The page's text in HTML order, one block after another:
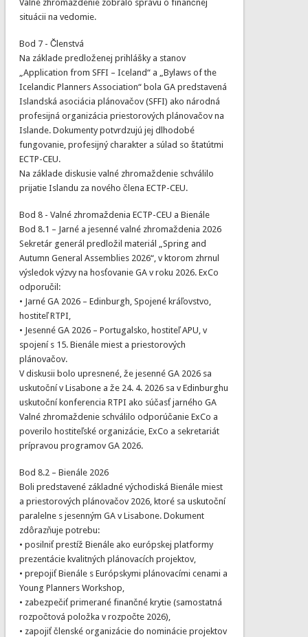
Valné zhromaždenie zobralo správu o finančnej
situácii na vedomie.
Bod 7 - Členstvá
Na základe predloženej prihlášky a stanov
„Application from SFFI – Iceland“ a „Bylaws of the
Icelandic Planners Association“ bola GA predstavená
Islandská asociácia plánovačov (SFFI) ako národná
profesijná organizácia priestorových plánovačov na
Islande. Dokumenty potvrdzujú jej dlhodobé
fungovanie, profesijný charakter a súlad so štatútmi
ECTP-CEU.
Na základe diskusie valné zhromaždenie schválilo
prijatie Islandu za nového člena ECTP-CEU.
Bod 8 - Valné zhromaždenia ECTP-CEU a Bienále
Bod 8.1 – Jarné a jesenné valné zhromaždenia 2026
Sekretár generál predložil materiál „Spring and
Autumn General Assemblies 2026“, v ktorom zhrnul
výsledok výzvy na hosťovanie GA v roku 2026. ExCo
odporučil:
• Jarné GA 2026 – Edinburgh, Spojené kráľovstvo,
hostiteľ RTPI,
• Jesenné GA 2026 – Portugalsko, hostiteľ APU, v
spojení s 15. Bienále miest a priestorových
plánovačov.
V diskusii bolo upresnené, že jesenné GA 2026 sa
uskutoční v Lisabone a že 24. 4. 2026 sa v Edinburghu
uskutoční konferencia RTPI ako súčasť jarného GA
Valné zhromaždenie schválilo odporúčanie ExCo a
poverilo hostiteľské organizácie, ExCo a sekretariát
prípravou programov GA 2026.
Bod 8.2 – Bienále 2026
Boli predstavené základné východiská Bienále miest
a priestorových plánovačov 2026, ktoré sa uskutoční
paralelne s jesenným GA v Lisabone. Dokument
zdôrazňuje potrebu:
• posilniť prestíž Bienále ako európskej platformy
prezentácie kvalitných plánovacích projektov,
• prepojiť Bienále s Európskymi plánovacími cenami a
Young Planners Workshop,
• zabezpečiť primerané finančné krytie (samostatná
rozpočtová položka v rozpočte 2026),
• zapojiť členské organizácie do nominácie projektov